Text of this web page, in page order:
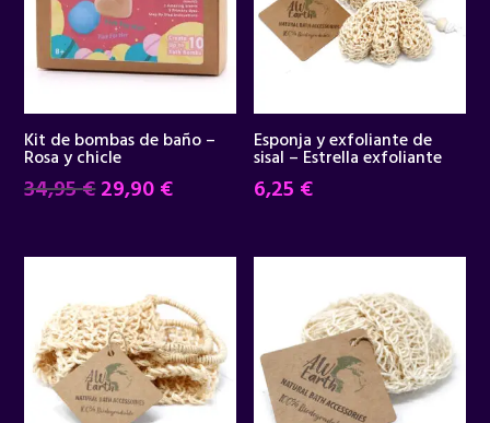
Kit de bombas de baño –
Rosa y chicle
34,95€El
34,95 €.
29,90€El
29,90 €.
Esponja y exfoliante de
sisal – Estrella exfoliante
6,25 €